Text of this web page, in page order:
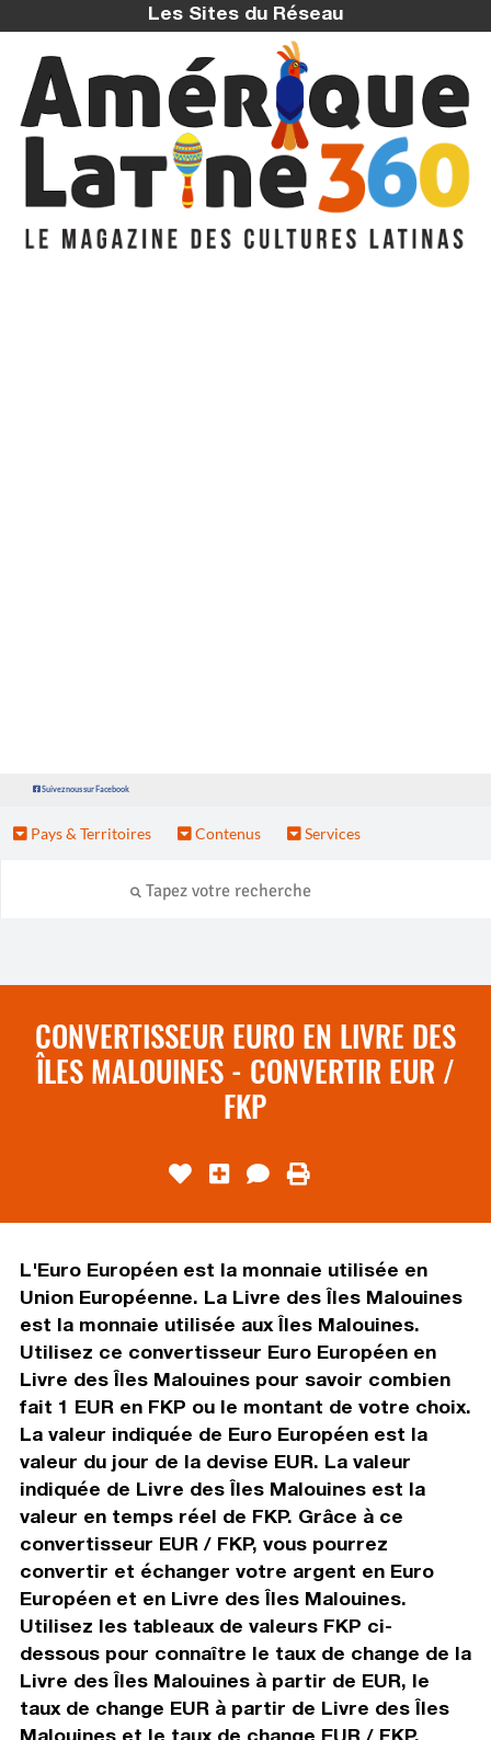
Les Sites du Réseau
Suivez nous sur Facebook
Pays & Territoires Contenus Services
CONVERTISSEUR EURO EN LIVRE DES
ÎLES MALOUINES - CONVERTIR EUR /
FKP
L'Euro Européen est la monnaie utilisée en
Union Européenne. La Livre des Îles Malouines
est la monnaie utilisée aux Îles Malouines.
Utilisez ce convertisseur Euro Européen en
Livre des Îles Malouines pour savoir combien
fait 1 EUR en FKP ou le montant de votre choix.
La valeur indiquée de Euro Européen est la
valeur du jour de la devise EUR. La valeur
indiquée de Livre des Îles Malouines est la
valeur en temps réel de FKP. Grâce à ce
convertisseur EUR / FKP, vous pourrez
convertir et échanger votre argent en Euro
Européen et en Livre des Îles Malouines.
Utilisez les tableaux de valeurs FKP ci-
dessous pour connaître le taux de change de la
Livre des Îles Malouines à partir de EUR, le
taux de change EUR à partir de Livre des Îles
Malouines et le taux de change EUR / FKP.